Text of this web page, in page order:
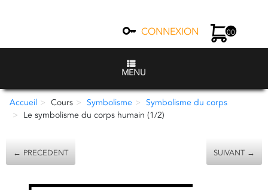
CONNEXION 00
MENU
Accueil Cours Symbolisme
Symbolisme du corps
Le symbolisme du corps humain (1/2)
← PRECEDENT SUIVANT →